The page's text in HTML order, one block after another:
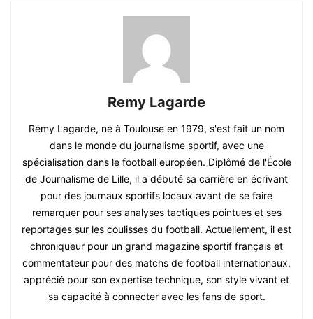
Remy Lagarde
Rémy Lagarde, né à Toulouse en 1979, s'est fait un nom
dans le monde du journalisme sportif, avec une
spécialisation dans le football européen. Diplômé de l'École
de Journalisme de Lille, il a débuté sa carrière en écrivant
pour des journaux sportifs locaux avant de se faire
remarquer pour ses analyses tactiques pointues et ses
reportages sur les coulisses du football. Actuellement, il est
chroniqueur pour un grand magazine sportif français et
commentateur pour des matchs de football internationaux,
apprécié pour son expertise technique, son style vivant et
sa capacité à connecter avec les fans de sport.